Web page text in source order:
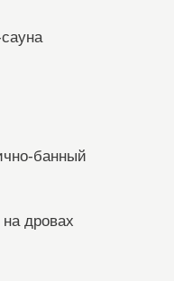
банный
дровах